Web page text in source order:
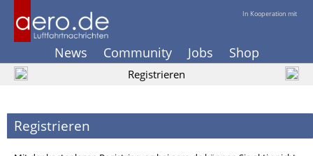
In Kooperation mit
News Community Jobs Shop
Registrieren
Registrieren